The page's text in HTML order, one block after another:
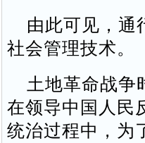
由此可见，通
社会管理技术。
土地革命战争
在领导中国人民
统治过程中，为